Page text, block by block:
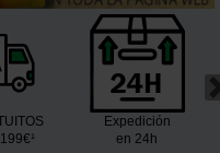
Expedición
en 24h